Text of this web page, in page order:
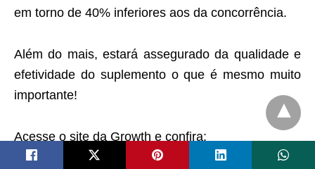
em torno de 40% inferiores aos da concorrência.
Além do mais, estará assegurado da qualidade e
efetividade do suplemento o que é mesmo muito
importante!
Acesse o site da Growth e confira: